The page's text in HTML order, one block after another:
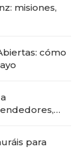
misiones,
cómo
para